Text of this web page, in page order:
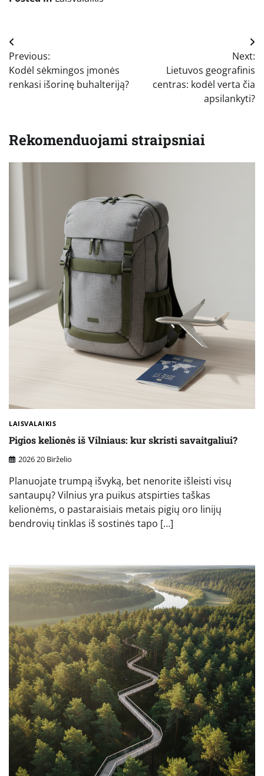
Navigacija
tarp
įrašų
Previous:
Kodėl sėkmingos įmonės
renkasi išorinę buhalteriją?
Next:
Lietuvos geografinis
centras: kodėl verta čia
apsilankyti?
Rekomenduojami straipsniai
LAISVALAIKIS
Pigios kelionės iš Vilniaus: kur skristi savaitgaliui?
2026 20 Birželio
Planuojate trumpą išvyką, bet nenorite išleisti visų
santaupų? Vilnius yra puikus atspirties taškas
kelionėms, o pastaraisiais metais pigių oro linijų
bendrovių tinklas iš sostinės tapo […]